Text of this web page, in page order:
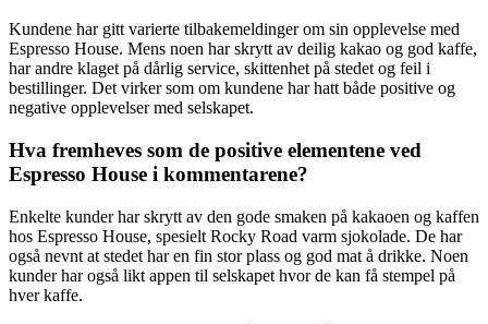
Kundene har gitt varierte tilbakemeldinger om sin opplevelse med
Espresso House. Mens noen har skrytt av deilig kakao og god kaffe,
har andre klaget på dårlig service, skittenhet på stedet og feil i
bestillinger. Det virker som om kundene har hatt både positive og
negative opplevelser med selskapet.
Hva fremheves som de positive elementene ved
Espresso House i kommentarene?
Enkelte kunder har skrytt av den gode smaken på kakaoen og kaffen
hos Espresso House, spesielt Rocky Road varm sjokolade. De har
også nevnt at stedet har en fin stor plass og god mat å drikke. Noen
kunder har også likt appen til selskapet hvor de kan få stempel på
hver kaffe.